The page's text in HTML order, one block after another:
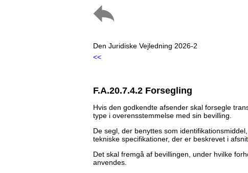
Den Juridiske Vejledning 2026-2
<<
F.A.20.7.4.2 Forsegling
Hvis den godkendte afsender skal forsegle
type i overensstemmelse med sin bevilling.
De segl, der benyttes som
tekniske specifikationer, der er beskrevet i afsnit
Det skal fremgå af bevillingen, under hvilke
anvendes.